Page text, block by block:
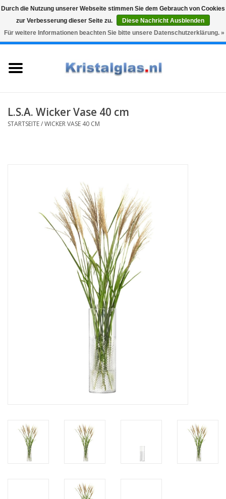
Snelle levering
Graveren
0 Artikel - €0,00
Karaffen
Kaffee & Tee
L.S.A. Wicker Vase 40 cm
STARTSEITE/WICKER VASE 40 CM
Durch die Nutzung unserer Webseite stimmen Sie dem Gebrauch von Cookies
zur Verbesserung dieser Seite zu.
Diese Nachricht Ausblenden
Für weitere Informationen beachten Sie bitte unsere Datenschutzerklärung. »